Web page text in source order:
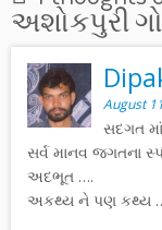
અશોકપુરી
August
સદગત
સર્વ માનવ જગતના
અદભૂત ….
અકથ્‍ય ને પણ કથ્‍ય